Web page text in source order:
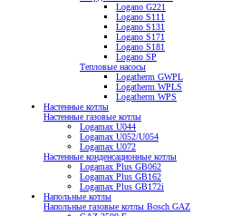
Logano G221
Logano S111
Logano S131
Logano S171
Logano S181
Logano SP
Тепловые насосы
Logatherm GWPL
Logatherm WPLS
Logatherm WPS
Настенные котлы
Настенные газовые котлы
Logamax U044
Logamax U052/U054
Logamax U072
Настенные конденсационные котлы
Logamax Plus GB062
Logamax Plus GB162
Logamax Plus GB172i
Напольные котлы
Напольные газовые котлы Bosch GAZ